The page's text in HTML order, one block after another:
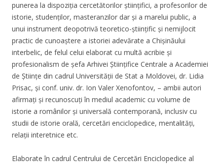
punerea la dispoziția cercetătorilor științifici, a profesorilor de
istorie, studenților, masteranzilor dar și a marelui public, a
unui instrument deopotrivă teoretico-științific și nemijlocit
practic de cunoaștere a istoriei adevărate a Chișinăului
interbelic, de felul celui elaborat cu multă acribie și
profesionalism de șefa Arhivei Științifice Centrale a Academiei
de Științe din cadrul Universității de Stat a Moldovei, dr. Lidia
Prisac, și conf. univ. dr. Ion Valer Xenofontov, – ambii autori
afirmați și recunoscuți în mediul academic cu volume de
istorie a românilor și universală contemporană, inclusiv cu
studii de istorie orală, cercetări enciclopedice, mentalități,
relații interetnice etc.
Elaborate în cadrul Centrului de Cercetări Enciclopedice al